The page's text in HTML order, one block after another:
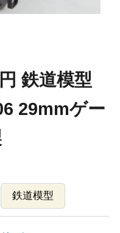
鉄道模型
29mmゲー
鉄道模型